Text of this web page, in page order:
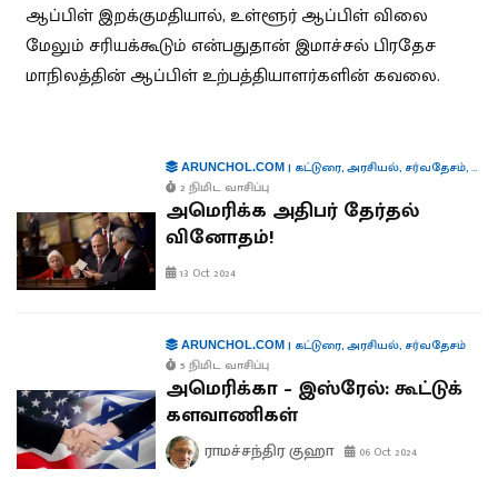
ஆப்பிள் இறக்குமதியால், உள்ளூர் ஆப்பிள் விலை
மேலும் சரியக்கூடும் என்பதுதான் இமாச்சல் பிரதேச
மாநிலத்தின் ஆப்பிள் உற்பத்தியாளர்களின் கவலை.
ARUNCHOL.COM| கட்டுரை,அரசியல், சர்வதேசம்,
2 நிமிட வாசிப்பு
அமெரிக்க அதிபர் தேர்தல்
வினோதம்!
13 Oct 2024
ARUNCHOL.COM| கட்டுரை,அரசியல், சர்வதேசம்
5 நிமிட வாசிப்பு
அமெரிக்கா – இஸ்ரேல்: கூட்டுக்
களவாணிகள்
ராமச்சந்திர குஹா 06 Oct 2024